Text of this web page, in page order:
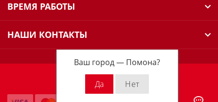
Ваш город — Помона?
ВРЕМЯ РАБОТЫ
НАШИ КОНТАКТЫ
Milwaukee Russia © 2026